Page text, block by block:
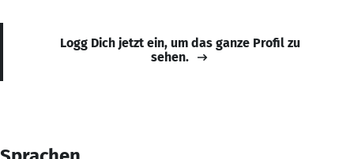
Logg Dich jetzt ein, um das ganze Profil zu
sehen.